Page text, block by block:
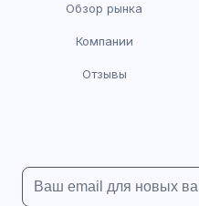
Обзор рынка
Компании
Отзывы